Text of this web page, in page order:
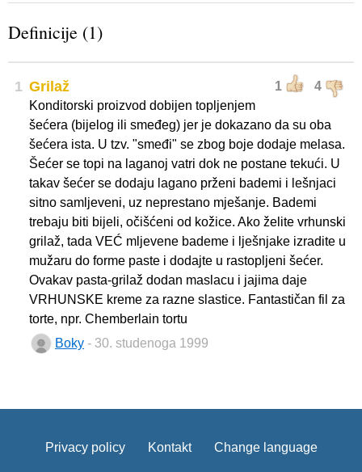
Definicije (1)
1 1 4
Grilaž
Konditorski proizvod dobijen topljenjem
šećera (bijelog ili smeđeg) jer je dokazano da su oba
šećera ista. U tzv. "smeđi" se zbog boje dodaje melasa.
Šećer se topi na laganoj vatri dok ne postane tekući. U
takav šećer se dodaju lagano prženi bademi i lešnjaci
sitno samljeveni, uz neprestano mješanje. Bademi
trebaju biti bijeli, očišćeni od kožice. Ako želite vrhunski
grilaž, tada VEĆ mljevene bademe i lješnjake izradite u
mužaru do forme paste i dodajte u rastopljeni šećer.
Ovakav pasta-grilaž dodan maslacu i jajima daje
VRHUNSKE kreme za razne slastice. Fantastičan fil za
torte, npr. Chemberlain tortu
Boky - 30. studenoga 1999
Privacy policy Kontakt Change language